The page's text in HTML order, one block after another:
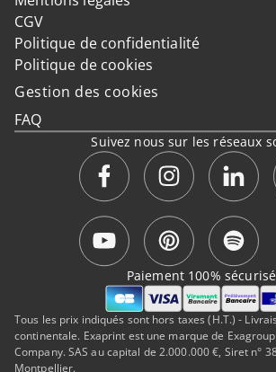
CGV
Politique de confidentialité
Politique de cookies
Gestion des cookies
FAQ
Suivez nous sur les réseaux
Tous les prix indiqués sont hors taxes (H.T.) -
continentale. Exaprint est une marque de
Company. SAS au capital de 2.000.000 €, Siret n°
Montpellier.
Paiement 100% sécurisé